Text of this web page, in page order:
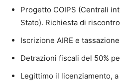
Progetto COIPS (Centrali
Stato). Richiesta di
Iscrizione AIRE e
Detrazioni fiscali del 50%
Legittimo il licenziamento,